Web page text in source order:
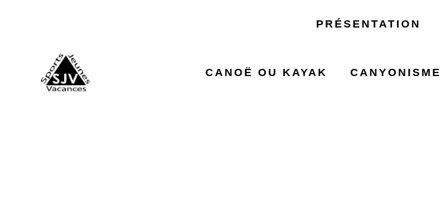
PRÉSENTATION
CANOË OU KAYAK CANYONISME